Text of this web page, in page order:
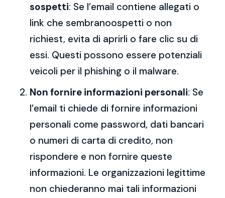
sospetti: Se l’email contiene allegati o
link che sembranoospetti o non
richiest, evita di aprirli o fare clic su di
essi. Questi possono essere potenziali
veicoli per il phishing o il malware.
Non fornire informazioni personali: Se
l’email ti chiede di fornire informazioni
personali come password, dati bancari
o numeri di carta di credito, non
rispondere e non fornire queste
informazioni. Le organizzazioni legittime
non chiederanno mai tali informazioni